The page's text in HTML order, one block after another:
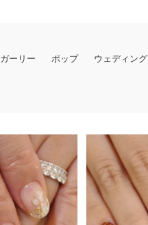
ガーリー ポップ ウェディング